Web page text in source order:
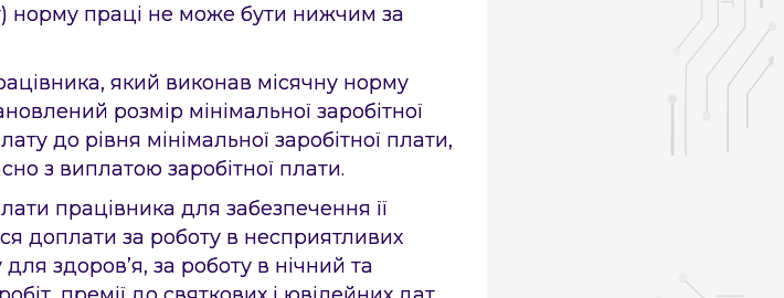
норму праці не може бути нижчим за
який виконав місячну норму
розмір мінімальної заробітної
до рівня мінімальної заробітної плати,
з виплатою заробітної плати.
працівника для забезпечення її
доплати за роботу в несприятливих
здоров’я, за роботу в нічний та